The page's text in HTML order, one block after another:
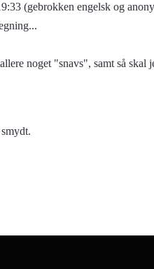
(gebrokken engelsk og
g...
noget "snavs", samt så